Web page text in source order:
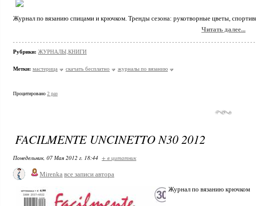
Журнал по вязанию спицами и крючком. Тренды сезона: рукотворные цветы,
Читать далее...
Рубрики: ЖУРНАЛЫ,КНИГИ
Метки: мастерица скачать бесплатно журналы по вязанию
Процитировано 2 раз
FACILMENTE UNCINETTO N30 2012
Понедельник, 07 Мая 2012 г. 18:44 + в цитатник
Mirenka все записи автора
Журнал по вязанию крючком